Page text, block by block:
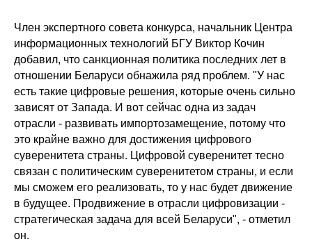
Член экспертного совета конкурса, начальник Центра
информационных технологий БГУ Виктор Кочин
добавил, что санкционная политика последних лет в
отношении Беларуси обнажила ряд проблем. "У нас
есть такие цифровые решения, которые очень сильно
зависят от Запада. И вот сейчас одна из задач
отрасли - развивать импортозамещение, потому что
это крайне важно для достижения цифрового
суверенитета страны. Цифровой суверенитет тесно
связан с политическим суверенитетом страны, и если
мы сможем его реализовать, то у нас будет движение
в будущее. Продвижение в отрасли цифровизации -
стратегическая задача для всей Беларуси", - отметил
он.